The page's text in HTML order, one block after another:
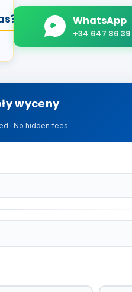
WhatsApp
+34 647 86 39
wyceny
· No hidden fees